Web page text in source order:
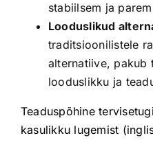
stabiilsem ja
Looduslikud
traditsioonilistele
alternatiive, pakub
looduslikku ja
Teaduspõhine
kasulikku lugemist